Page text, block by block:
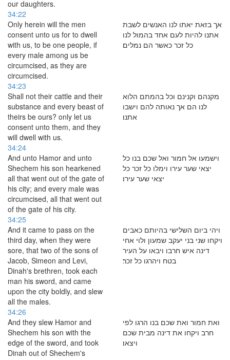
our daughters.
34:22
Only herein will the men
consent unto us for to dwell
with us, to be one people, if
every male among us be
circumcised, as they are
circumcised.
אך בזאת יאתו לנו האנשים לשבת
אתנו להיות לעם אחד בהמול לנו
כל זכר כאשר הם נמלים׃
34:23
Shall not their cattle and their
substance and every beast of
theirs be ours? only let us
consent unto them, and they
will dwell with us.
מקנהם וקנינם וכל בהמתם הלוא
לנו הם אך נאותה להם וישבו
אתנו׃
34:24
And unto Hamor and unto
Shechem his son hearkened
all that went out of the gate of
his city; and every male was
circumcised, all that went out
of the gate of his city.
וישמעו אל חמור ואל שכם בנו כל
יצאי שער עירו וימלו כל זכר כל
יצאי שער עירו׃
34:25
And it came to pass on the
third day, when they were
sore, that two of the sons of
Jacob, Simeon and Levi,
Dinah's brethren, took each
man his sword, and came
upon the city boldly, and slew
all the males.
ויהי ביום השלישי בהיותם כאבים
ויקחו שני בני יעקב שמעון ולוי אחי
דינה איש חרבו ויבאו על העיר
בטח ויהרגו כל זכר׃
34:26
And they slew Hamor and
Shechem his son with the
edge of the sword, and took
Dinah out of Shechem's
ואת חמור ואת שכם בנו הרגו לפי
חרב ויקחו את דינה מבית שכם
ויצאו׃